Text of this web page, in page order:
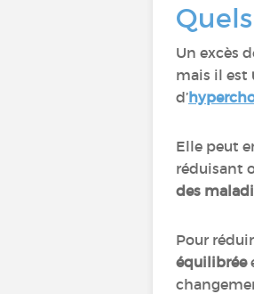
Un excès
mais il est
d’
Elle peut
réduisant
des
Pour
équilibrée